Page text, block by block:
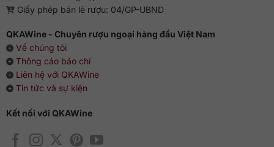
Giấy phép bán lẻ rượu: 04/GP-UBND
QKAWine - Chuyên rượu ngoại hàng đầu Việt Nam
Về chúng tôi
Thông cáo báo chí
Liên hệ với QKAWine
Tin tức và sự kiện
Kết nối với QKAWine